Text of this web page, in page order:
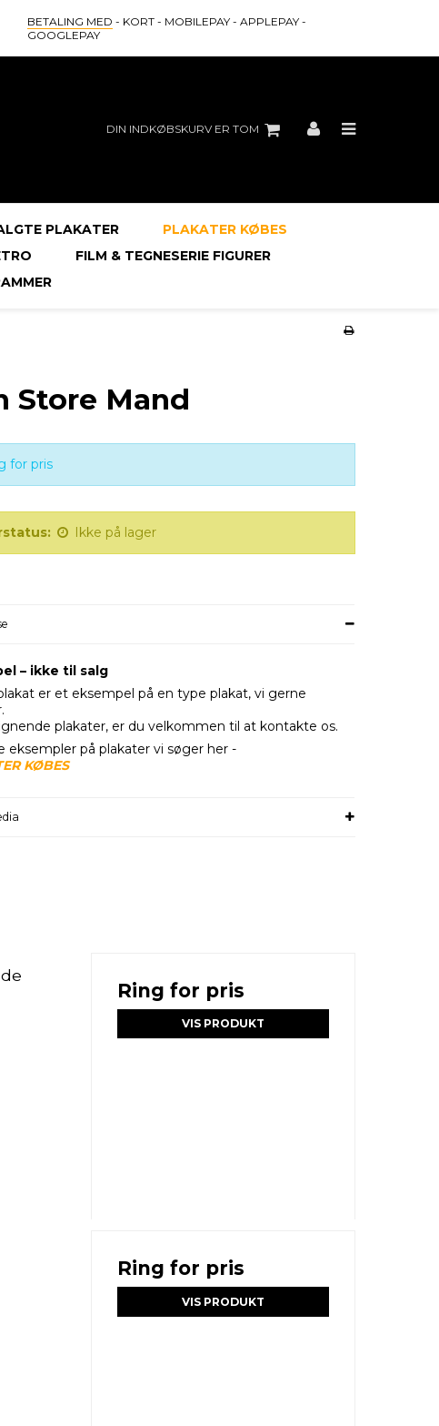
BETALING MED - KORT - MOBILEPAY - APPLEPAY -
GOOGLEPAY
DIN INDKØBSKURV ER TOM
PLAKATER
PLAKATER KØBES
FILM & TEGNESERIE FIGURER
Store Mand
for pris
Ikke på lager
– ikke til salg
er et eksempel på en type plakat, vi gerne
plakater, er du velkommen til at kontakte os.
eksempler på plakater vi søger her -
KØBES
Ring for pris
VIS PRODUKT
Ring for pris
VIS PRODUKT